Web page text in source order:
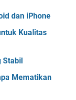
dan iPhone
Kualitas
Stabil
Mematikan